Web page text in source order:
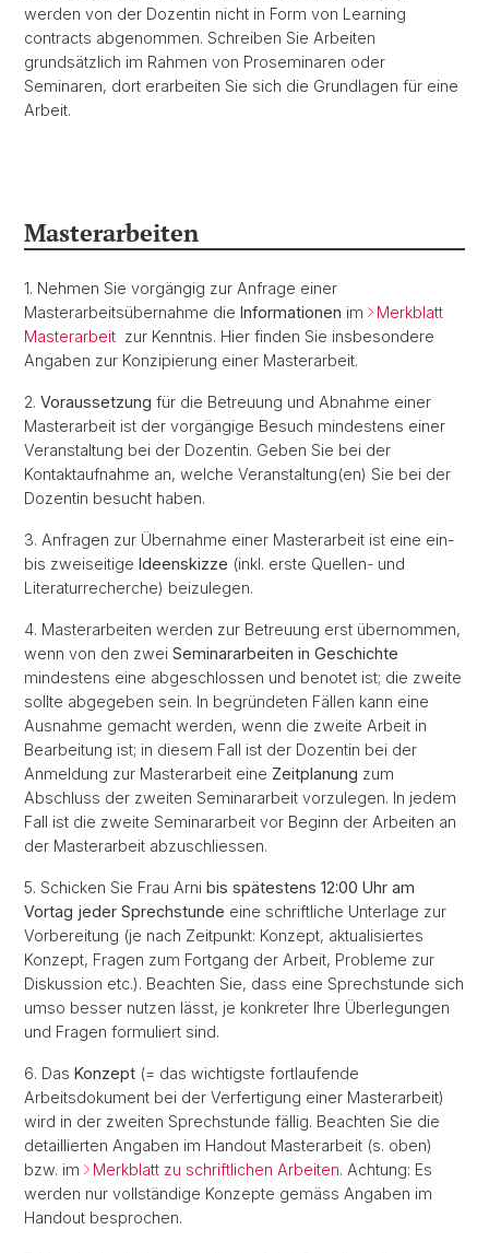
werden von der Dozentin nicht in Form von Learning
contracts abgenommen. Schreiben Sie Arbeiten
grundsätzlich im Rahmen von Proseminaren oder
Seminaren, dort erarbeiten Sie sich die Grundlagen für eine
Arbeit.
Masterarbeiten
1. Nehmen Sie vorgängig zur Anfrage einer
Masterarbeitsübernahme die Informationen im
Merkblatt
Masterarbeit zur Kenntnis. Hier finden Sie insbesondere
Angaben zur Konzipierung einer Masterarbeit.
2. Voraussetzung für die Betreuung und Abnahme einer
Masterarbeit ist der vorgängige Besuch mindestens einer
Veranstaltung bei der Dozentin. Geben Sie bei der
Kontaktaufnahme an, welche Veranstaltung(en) Sie bei der
Dozentin besucht haben.
3. Anfragen zur Übernahme einer Masterarbeit ist eine ein-
bis zweiseitige Ideenskizze (inkl. erste Quellen- und
Literaturrecherche) beizulegen.
4. Masterarbeiten werden zur Betreuung erst übernommen,
wenn von den zwei Seminararbeiten in Geschichte
mindestens eine abgeschlossen und benotet ist; die zweite
sollte abgegeben sein. In begründeten Fällen kann eine
Ausnahme gemacht werden, wenn die zweite Arbeit in
Bearbeitung ist; in diesem Fall ist der Dozentin bei der
Anmeldung zur Masterarbeit eine Zeitplanung zum
Abschluss der zweiten Seminararbeit vorzulegen. In jedem
Fall ist die zweite Seminararbeit vor Beginn der Arbeiten an
der Masterarbeit abzuschliessen.
5. Schicken Sie Frau Arni bis spätestens 12:00 Uhr am
Vortag jeder Sprechstunde eine schriftliche Unterlage zur
Vorbereitung (je nach Zeitpunkt: Konzept, aktualisiertes
Konzept, Fragen zum Fortgang der Arbeit, Probleme zur
Diskussion etc.). Beachten Sie, dass eine Sprechstunde sich
umso besser nutzen lässt, je konkreter Ihre Überlegungen
und Fragen formuliert sind.
6. Das Konzept (= das wichtigste fortlaufende
Arbeitsdokument bei der Verfertigung einer Masterarbeit)
wird in der zweiten Sprechstunde fällig. Beachten Sie die
detaillierten Angaben im Handout Masterarbeit (s. oben)
bzw. im
Merkblatt zu schriftlichen Arbeiten. Achtung: Es
werden nur vollständige Konzepte gemäss Angaben im
Handout besprochen.